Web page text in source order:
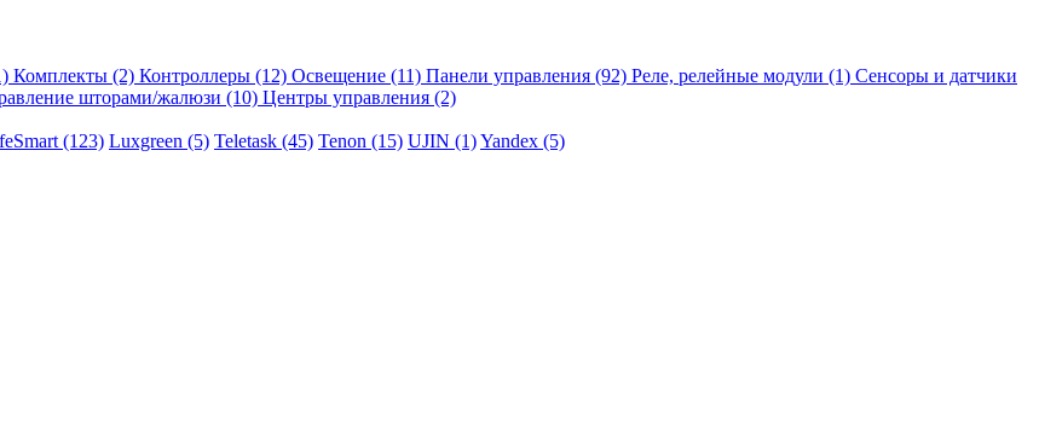
Комплекты (2) Контроллеры (12) Освещение (11) Панели управления (92) Реле, релейные модули (1) Сенсоры и датчики
шторами/жалюзи (10) Центры управления (2)
(123) Luxgreen (5) Teletask (45) Tenon (15) UJIN (1)Yandex (5)